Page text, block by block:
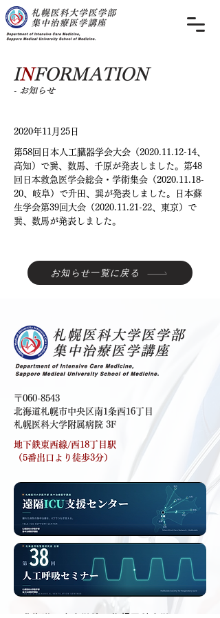
INFORMATION
- お知らせ
2020年11月25日
第58回日本人工臓器学会大会（2020.11.12-14、
高知）で巽、数馬、千原が発表しました。第48
回日本救急医学会総会・学術集会（2020.11.18-
20、岐阜）で升田、巽が発表しました。日本蘇
生学会第39回大会（2020.11.21-22、東京）で
巽、数馬が発表しました。
お知らせ一覧に戻る
〒060-8543
北海道札幌市中央区南1条西16丁目
札幌医科大学附属病院 3F
地下鉄東西線/西18丁目駅
（5番出口より徒歩3分）